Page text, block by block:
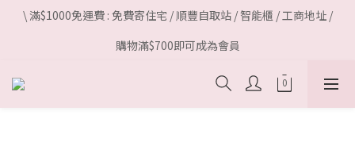
\ 滿$1000免運費 : 免費寄住宅 / 順豐自取站 / 智能櫃 / 工商地址 /
購物滿$700即可成為會員